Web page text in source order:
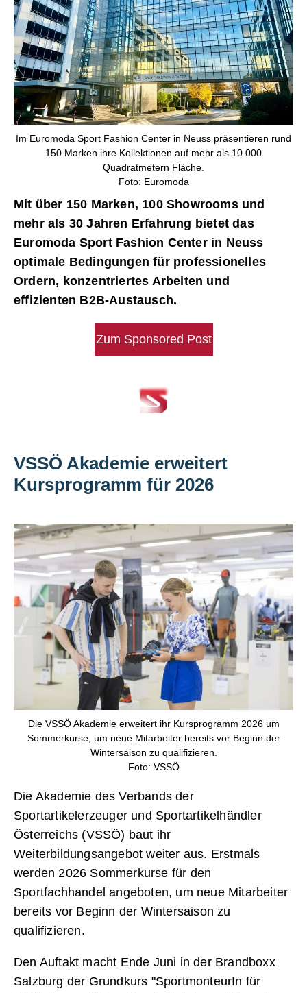
Im Euromoda Sport Fashion Center in Neuss präsentieren rund
150 Marken ihre Kollektionen auf mehr als 10.000
Quadratmetern Fläche.
Foto: Euromoda
Mit über 150 Marken, 100 Showrooms und
mehr als 30 Jahren Erfahrung bietet das
Euromoda Sport Fashion Center in Neuss
optimale Bedingungen für professionelles
Ordern, konzentriertes Arbeiten und
effizienten B2B-Austausch.
Zum Sponsored Post
VSSÖ Akademie erweitert
Kursprogramm für 2026
Die VSSÖ Akademie erweitert ihr Kursprogramm 2026 um
Sommerkurse, um neue Mitarbeiter bereits vor Beginn der
Wintersaison zu qualifizieren.
Foto: VSSÖ
Die Akademie des Verbands der
Sportartikelerzeuger und Sportartikelhändler
Österreichs (VSSÖ) baut ihr
Weiterbildungsangebot weiter aus. Erstmals
werden 2026 Sommerkurse für den
Sportfachhandel angeboten, um neue Mitarbeiter
bereits vor Beginn der Wintersaison zu
qualifizieren.
Den Auftakt macht Ende Juni in der Brandboxx
Salzburg der Grundkurs "SportmonteurIn für